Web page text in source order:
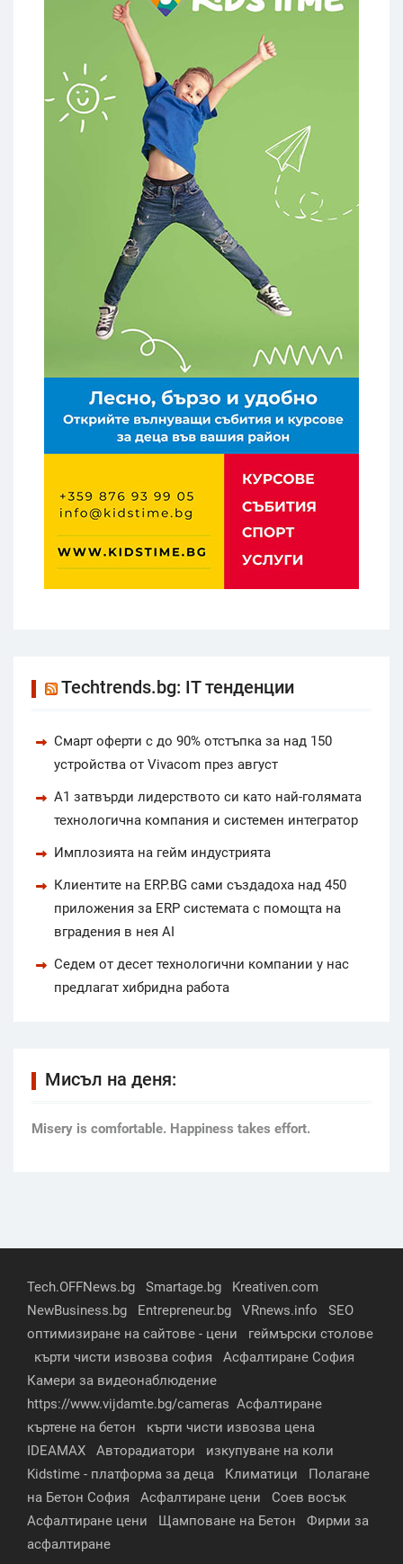
Techtrends.bg: IT тенденции
Смарт оферти с до 90% отстъпка за над 150
устройства от Vivacom през август
А1 затвърди лидерството си като най-голямата
технологична компания и системен интегратор
Имплозията на гейм индустрията
Клиентите на ERP.BG сами създадоха над 450
приложения за ERP системата с помощта на
вградения в нея AI
Седем от десет технологични компании у нас
предлагат хибридна работа
Мисъл на деня:
Мisery is comfortable. Happiness takes effort.
Tech.OFFNews.bg Smartage.bg
Kreativen.com
NewBusiness.bg
Entrepreneur.bg VRnews.info
SEO
оптимизиране на сайтове - цени
геймърски столове
кърти чисти извозва софия
Асфалтиране София
Камери за видеонаблюдение
https://www.vijdamte.bg/cameras Асфалтиране
къртене на бетон
кърти чисти извозва цена
IDEAMAX
Авторадиатори
изкупуване на коли
Kidstime - платформа за деца
Климатици
Полагане
на Бетон София
Асфалтиране цени
Соев восък
Асфалтиране цени
Щамповане на Бетон
Фирми за
асфалтиране